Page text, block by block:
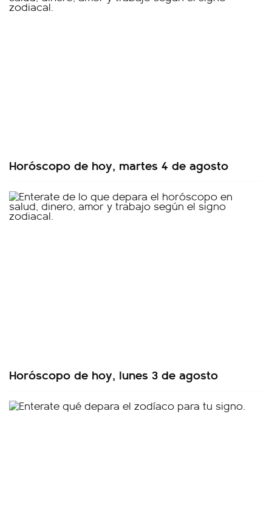
Horóscopo de hoy, martes 4 de agosto
Horóscopo de hoy, lunes 3 de agosto